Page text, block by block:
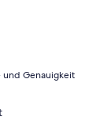
und Genauigkeit